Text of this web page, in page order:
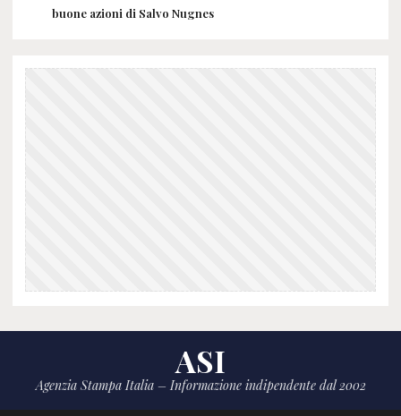
buone azioni di Salvo Nugnes
ASI
Agenzia Stampa Italia – Informazione indipendente dal 2002